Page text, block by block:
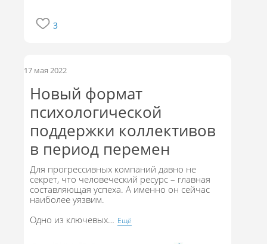
3
17 мая 2022
Новый формат
психологической
поддержки коллективов
в период перемен
Для прогрессивных компаний давно не
секрет, что человеческий ресурс – главная
составляющая успеха. А именно он сейчас
наиболее уязвим.
Одно из ключевых… Eщё